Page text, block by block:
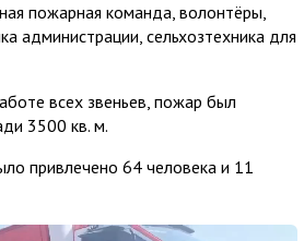
пожарная команда, волонтёры,
администрации, сельхозтехника для
всех звеньев, пожар был
3500 кв. м.
привлечено 64 человека и 11